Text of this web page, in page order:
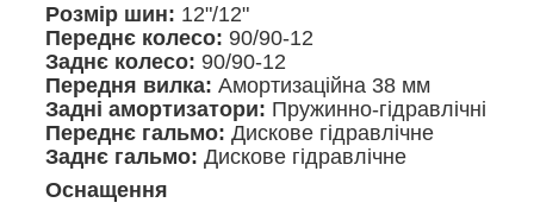
Розмір шин: 12"/12"
Переднє колесо: 90/90-12
Заднє колесо: 90/90-12
Передня вилка: Амортизаційна 38 мм
Задні амортизатори: Пружинно-гідравлічні
Переднє гальмо: Дискове гідравлічне
Заднє гальмо: Дискове гідравлічне
Оснащення